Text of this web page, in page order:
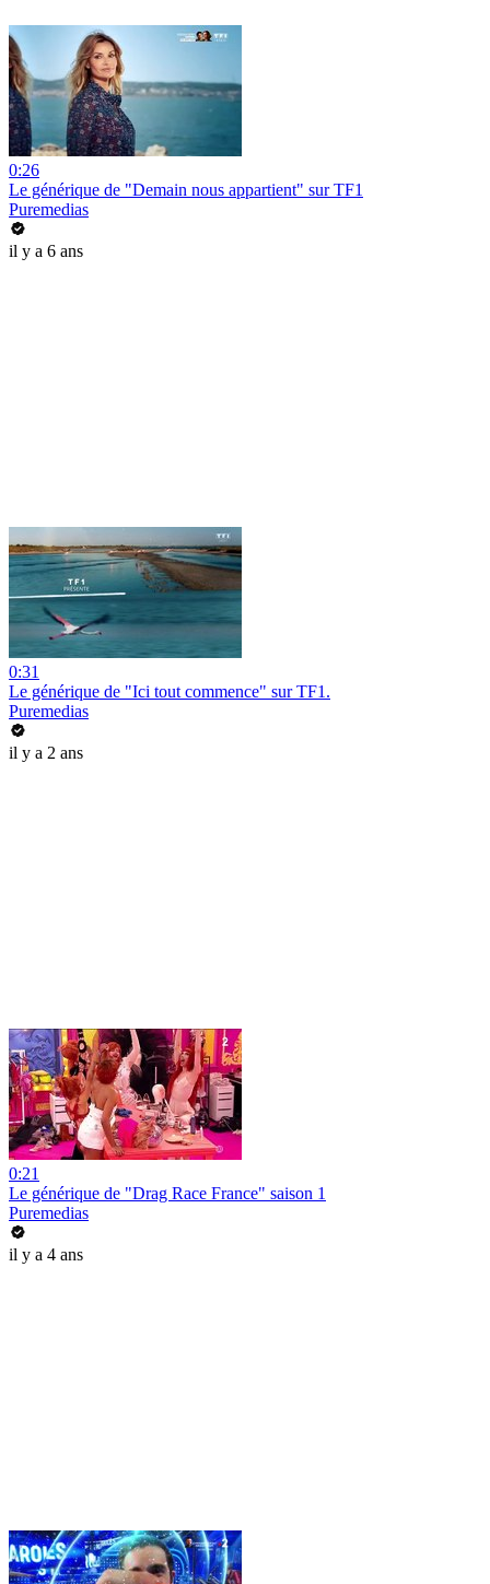
0:26
Le générique de "Demain nous appartient" sur TF1
Puremedias
il y a 6 ans
0:31
Le générique de "Ici tout commence" sur TF1.
Puremedias
il y a 2 ans
0:21
Le générique de "Drag Race France" saison 1
Puremedias
il y a 4 ans